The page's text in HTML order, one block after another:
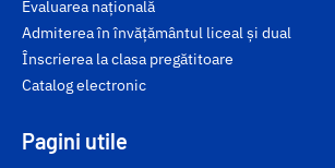
Evaluarea națională
Admiterea în învățământul liceal și dual
Înscrierea la clasa pregătitoare
Catalog electronic
Pagini utile